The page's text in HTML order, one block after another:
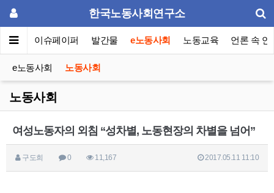
한국노동사회연구소
포럼 이슈페이퍼 발간물 e노동사회 노동교육 언론 속 연
e노동사회 노동사회
노동사회
여성노동자의 외침 “성차별, 노동현장의 차별을 넘어”
구도희 0 11,167 2017.05.11 11:10